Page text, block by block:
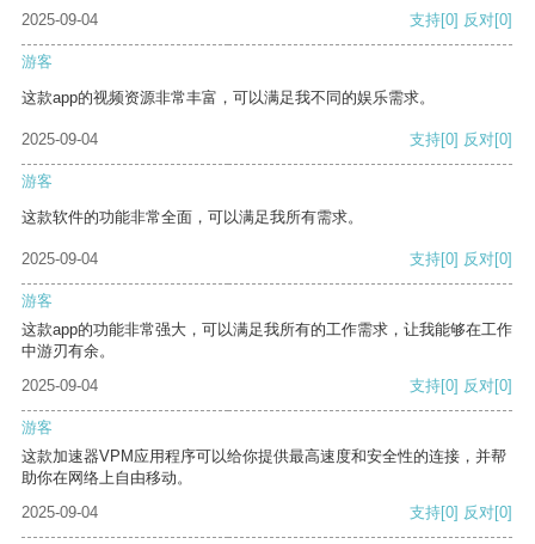
2025-09-04 支持[0] 反对[0]
游客
这款app的视频资源非常丰富，可以满足我不同的娱乐需求。
2025-09-04 支持[0] 反对[0]
游客
这款软件的功能非常全面，可以满足我所有需求。
2025-09-04 支持[0] 反对[0]
游客
这款app的功能非常强大，可以满足我所有的工作需求，让我能够在工作
中游刃有余。
2025-09-04
支持[0] 反对[0]
游客
这款加速器VPM应用程序可以给你提供最高速度和安全性的连接，并帮
助你在网络上自由移动。
2025-09-04
支持[0] 反对[0]